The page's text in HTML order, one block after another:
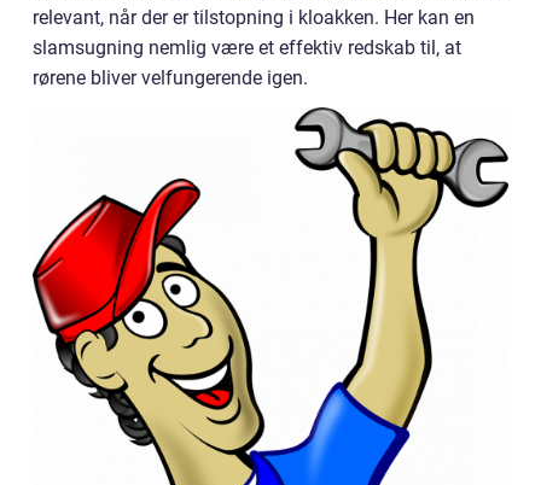
relevant, når der er tilstopning i kloakken. Her kan en
slamsugning nemlig være et effektiv redskab til, at
rørene bliver velfungerende igen.